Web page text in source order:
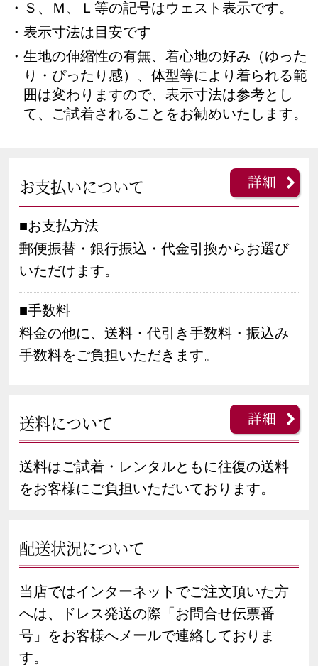
・Ｓ、Ｍ、Ｌ等の記号はウェスト表示です。
・表示寸法は目安です
・生地の伸縮性の有無、着心地の好み（ゆった
り・ぴったり感）、体型等により着られる範
囲は変わりますので、表示寸法は参考とし
て、ご試着されることをお勧めいたします。
お支払いについて
■お支払方法
郵便振替・銀行振込・代金引換からお選び
いただけます。
■手数料
料金の他に、送料・代引き手数料・振込み
手数料をご負担いただきます。
詳細
送料について
送料はご試着・レンタルともに往復の送料
をお客様にご負担いただいております。
詳細
配送状況について
当店ではインターネットでご注文頂いた方
へは、ドレス発送の際「お問合せ伝票番
号」をお客様へメールで連絡しておりま
す。